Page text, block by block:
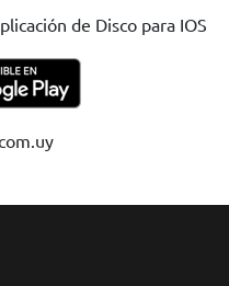
de Disco para IOS